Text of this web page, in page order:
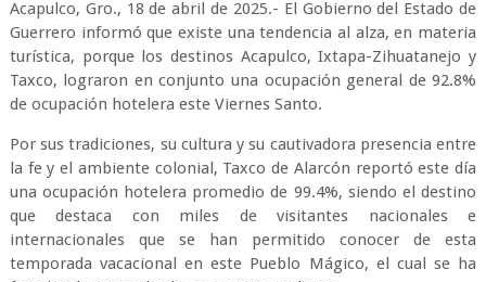
Acapulco, Gro., 18 de abril de 2025.- El Gobierno del Estado de
Guerrero informó que existe una tendencia al alza, en materia
turística, porque los destinos Acapulco, Ixtapa-Zihuatanejo y
Taxco, lograron en conjunto una ocupación general de 92.8%
de ocupación hotelera este Viernes Santo.
Por sus tradiciones, su cultura y su cautivadora presencia entre
la fe y el ambiente colonial, Taxco de Alarcón reportó este día
una ocupación hotelera promedio de 99.4%, siendo el destino
que destaca con miles de visitantes nacionales e
internacionales que se han permitido conocer de esta
temporada vacacional en este Pueblo Mágico, el cual se ha